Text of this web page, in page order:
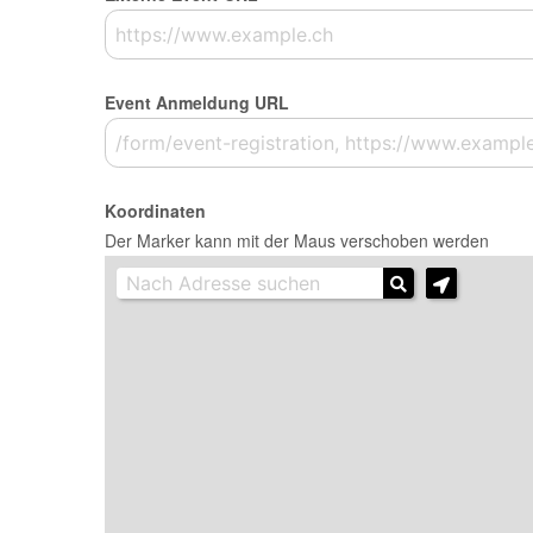
Event Anmeldung URL
Koordinaten
Der Marker kann mit der Maus verschoben werden